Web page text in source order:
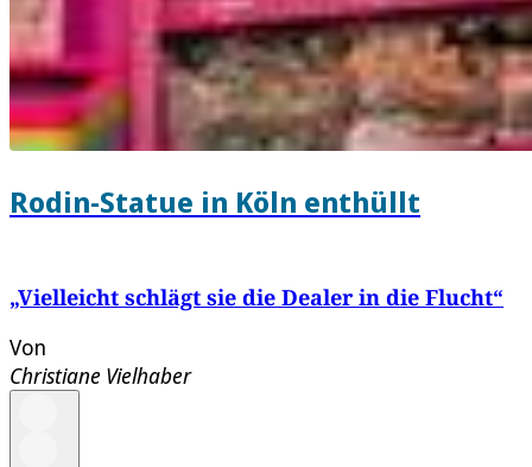
Rodin-Statue in Köln enthüllt
„Vielleicht schlägt sie die Dealer in die Flucht“
Von
Christiane Vielhaber